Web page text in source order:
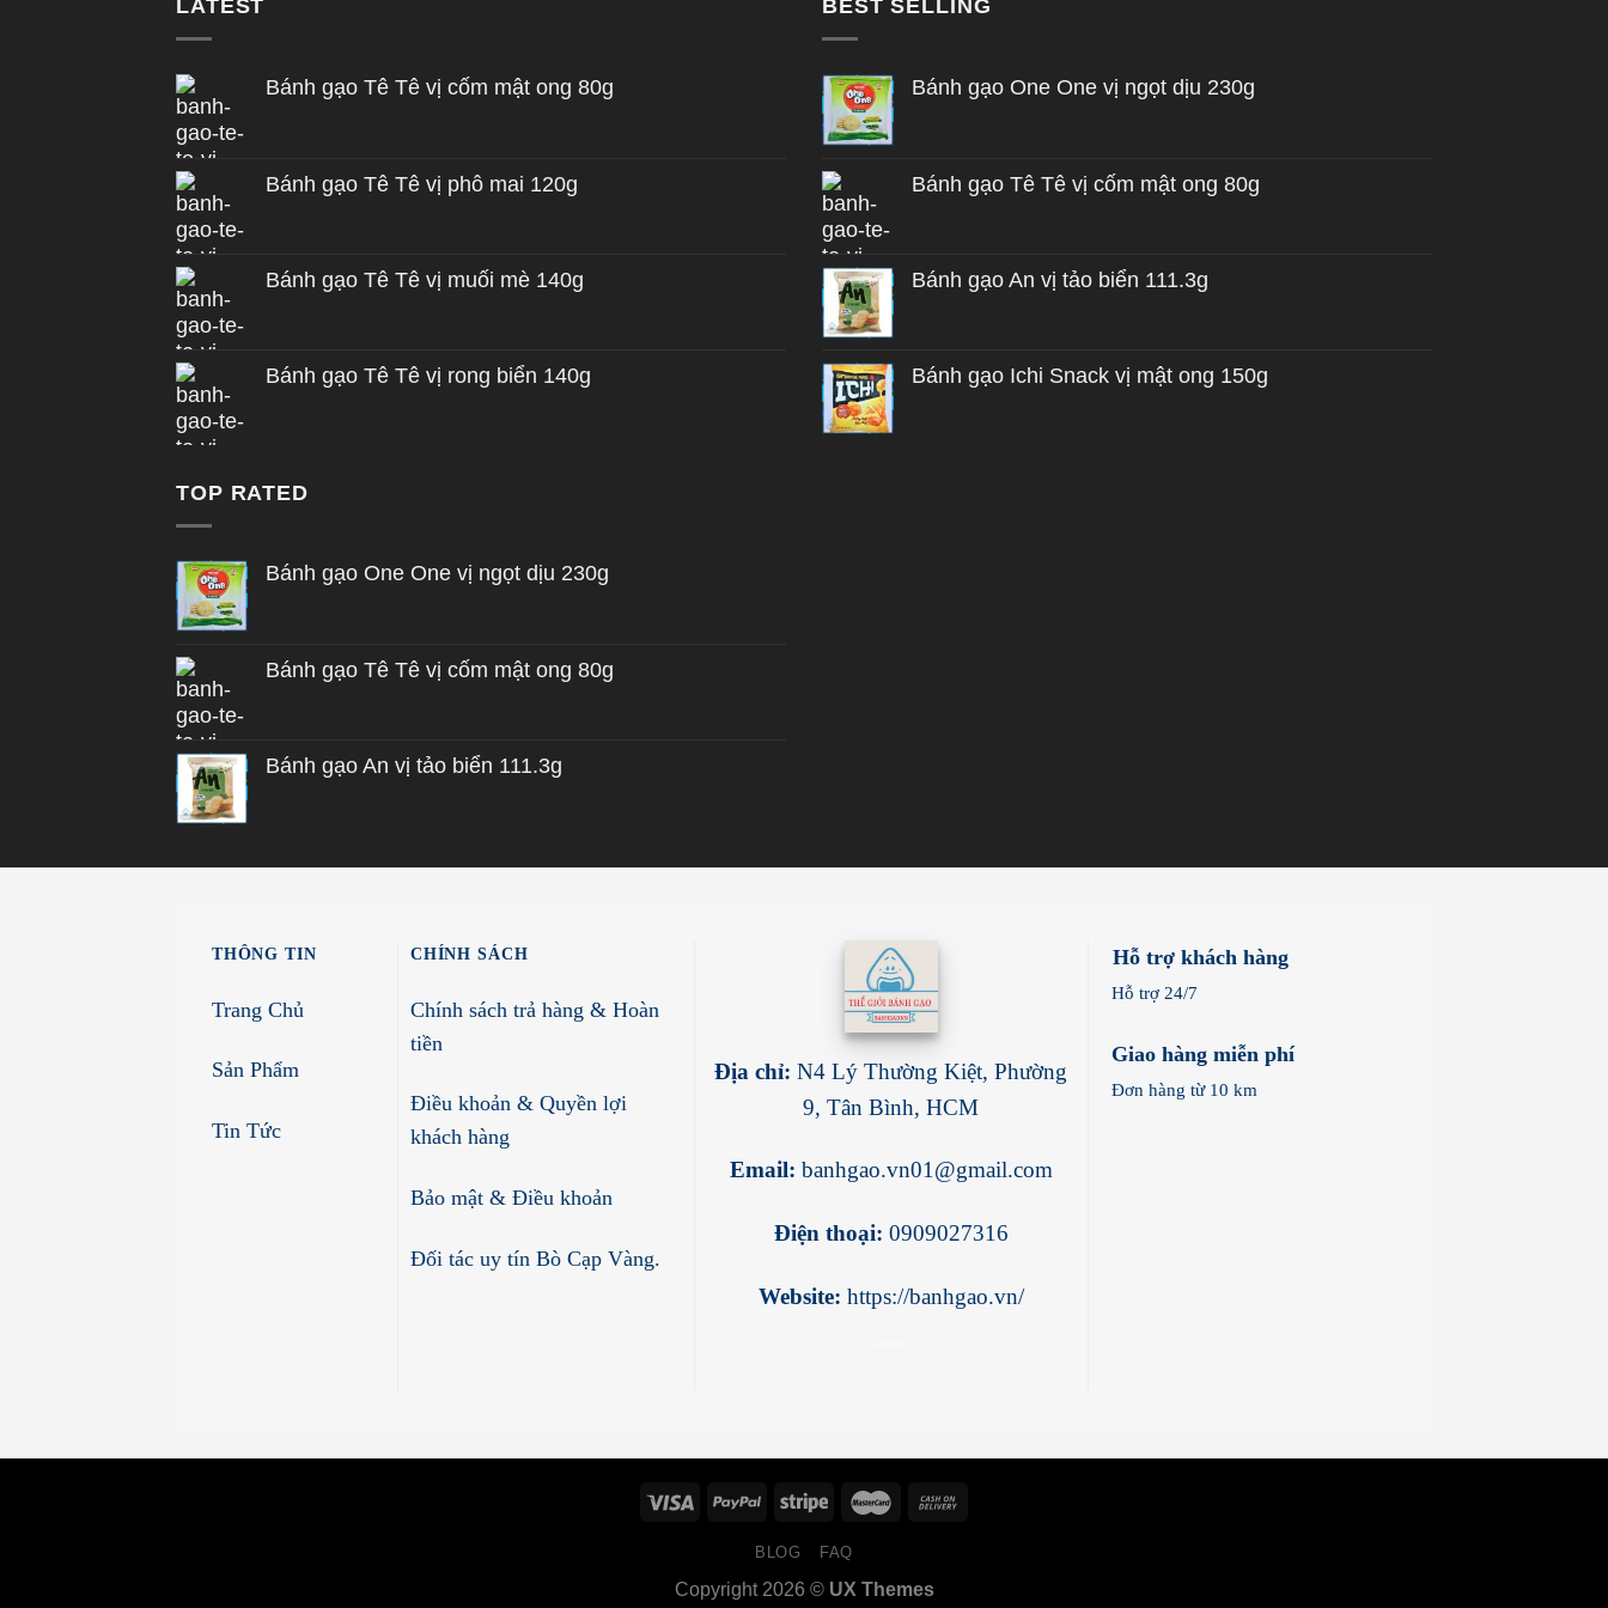
LATEST
Bánh gạo Tê Tê vị cốm mật ong 80g
Bánh gạo Tê Tê vị phô mai 120g
Bánh gạo Tê Tê vị muối mè 140g
Bánh gạo Tê Tê vị rong biển 140g
BEST SELLING
Bánh gạo One One vị ngọt dịu 230g
Bánh gạo Tê Tê vị cốm mật ong 80g
Bánh gạo An vị tảo biển 111.3g
Bánh gạo Ichi Snack vị mật ong 150g
TOP RATED
Bánh gạo One One vị ngọt dịu 230g
Bánh gạo Tê Tê vị cốm mật ong 80g
Bánh gạo An vị tảo biển 111.3g
THÔNG TIN
Trang Chủ
Sản Phẩm
Tin Tức
CHÍNH SÁCH
Chính sách trả hàng & Hoàn
tiền
Điều khoản & Quyền lợi
khách hàng
Bảo mật & Điều khoản
Đối tác uy tín Bò Cạp Vàng.
Địa chỉ:N4 Lý Thường Kiệt, Phường
9, Tân Bình, HCM
Email: banhgao.vn01@gmail.com
Điện thoại: 0909027316
Website: https://banhgao.vn/
Hỗ trợ khách hàng
Hỗ trợ 24/7
Giao hàng miễn phí
Đơn hàng từ 10 km
BLOG FAQ
Copyright 2026 © UX Themes